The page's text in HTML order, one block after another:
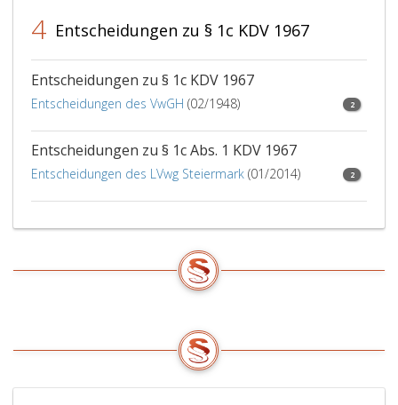
4 Entscheidungen zu § 1c KDV 1967
Entscheidungen zu § 1c KDV 1967
Entscheidungen des VwGH (02/1948) 2
Entscheidungen zu § 1c Abs. 1 KDV 1967
Entscheidungen des LVwg Steiermark (01/2014) 2